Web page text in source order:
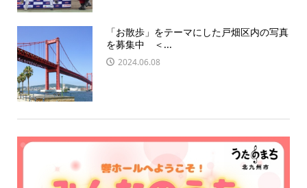
「お散歩」をテーマにした戸畑区内の写真
を募集中 ＜...
2024.06.08